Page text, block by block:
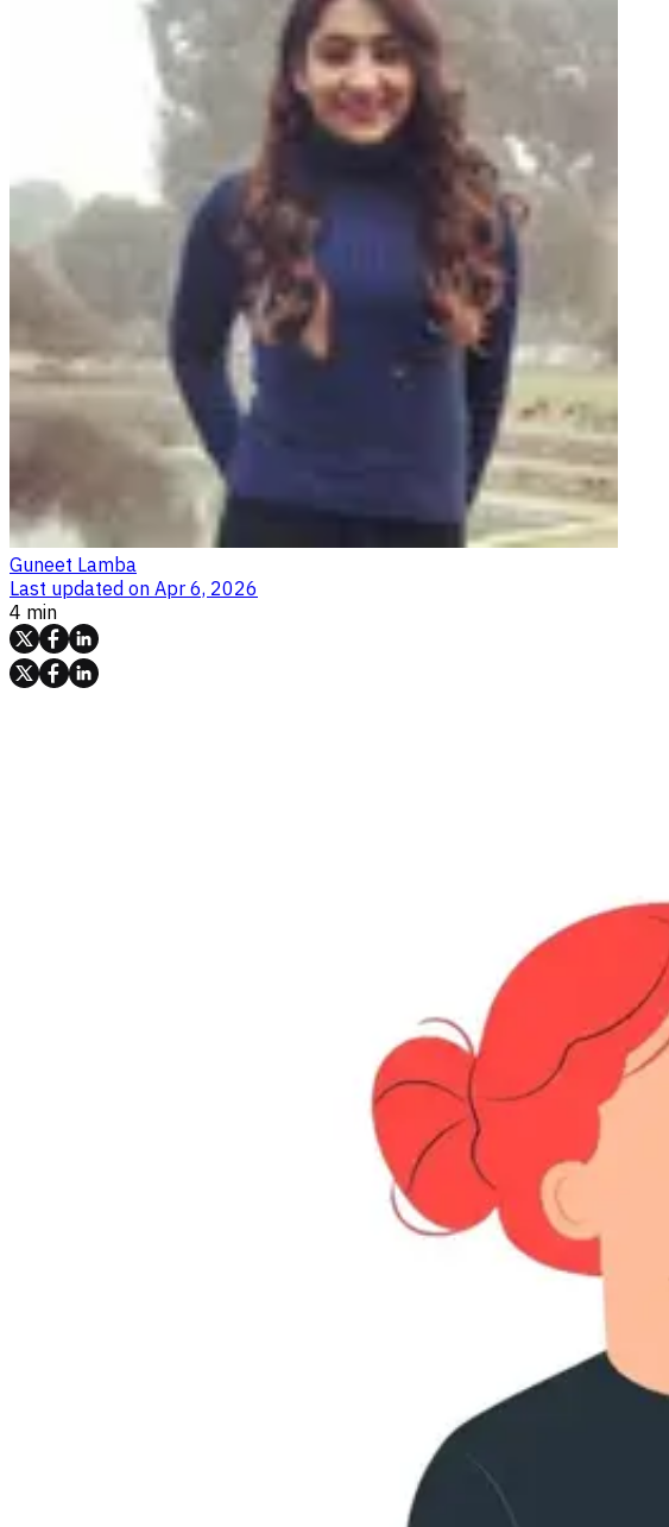
Guneet Lamba
Last updated on Apr 6, 2026
4 min